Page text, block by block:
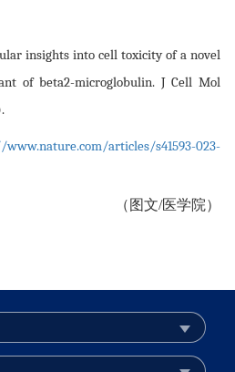
insights into cell toxicity of a novel
of beta2-microglobulin. J Cell Mol
articles/s41593-023-
（图文/医学院）